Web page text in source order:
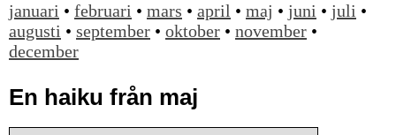
januari • februari • mars • april • maj • juni • juli •
augusti • september • oktober • november •
december
En haiku från maj